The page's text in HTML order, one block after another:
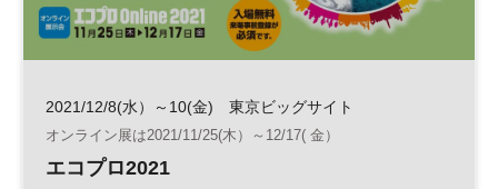
2021/12/8(水）～10(金) 東京ビッグサイト
オンライン展は2021/11/25(木）～12/17( 金）
エコプロ2021